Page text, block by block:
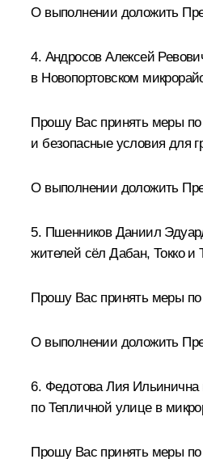
О выполнении доложить
4. Андросов Алексей
в Новопортовском
Прошу Вас принять меры по
и безопасные условия для
О выполнении доложить
5. Пшенников Даниил
жителей сёл Дабан, Токко и
Прошу Вас принять меры по
О выполнении доложить
6. Федотова Лия Ильинична
по Тепличной улице в
Прошу Вас принять меры по